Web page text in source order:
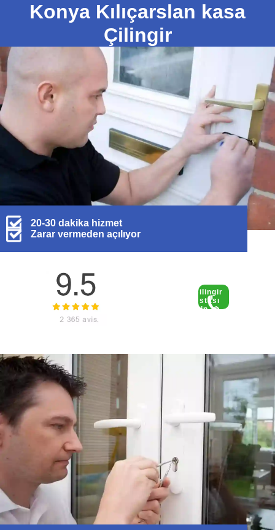
Konya Kılıçarslan kasa
Çilingir
20-30 dakika hizmet
Zarar vermeden açılıyor